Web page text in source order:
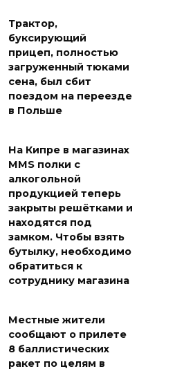
Трактор,
буксирующий
прицеп, полностью
загруженный тюками
сена, был сбит
поездом на переезде
в Польше
На Кипре в магазинах
MMS полки с
алкогольной
продукцией теперь
закрыты решётками и
находятся под
замком. Чтобы взять
бутылку, необходимо
обратиться к
сотруднику магазина
Местные жители
сообщают о прилете
8 баллистических
ракет по целям в